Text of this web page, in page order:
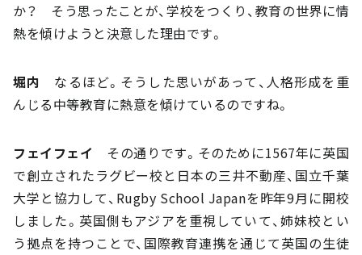
か？ そう思ったことが、学校をつくり、教育の世界に情
熱を傾けようと決意した理由です。
堀内
なるほど。そうした思いがあって、人格形成を重
んじる中等教育に熱意を傾けているのですね。
フェイフェイ
その通りです。そのために1567年に英国
で創立されたラグビー校と日本の三井不動産、国立千葉
大学と協力して、Rugby School Japanを昨年9月に開校
しました。英国側もアジアを重視していて、姉妹校とい
う拠点を持つことで、国際教育連携を通じて英国の生徒